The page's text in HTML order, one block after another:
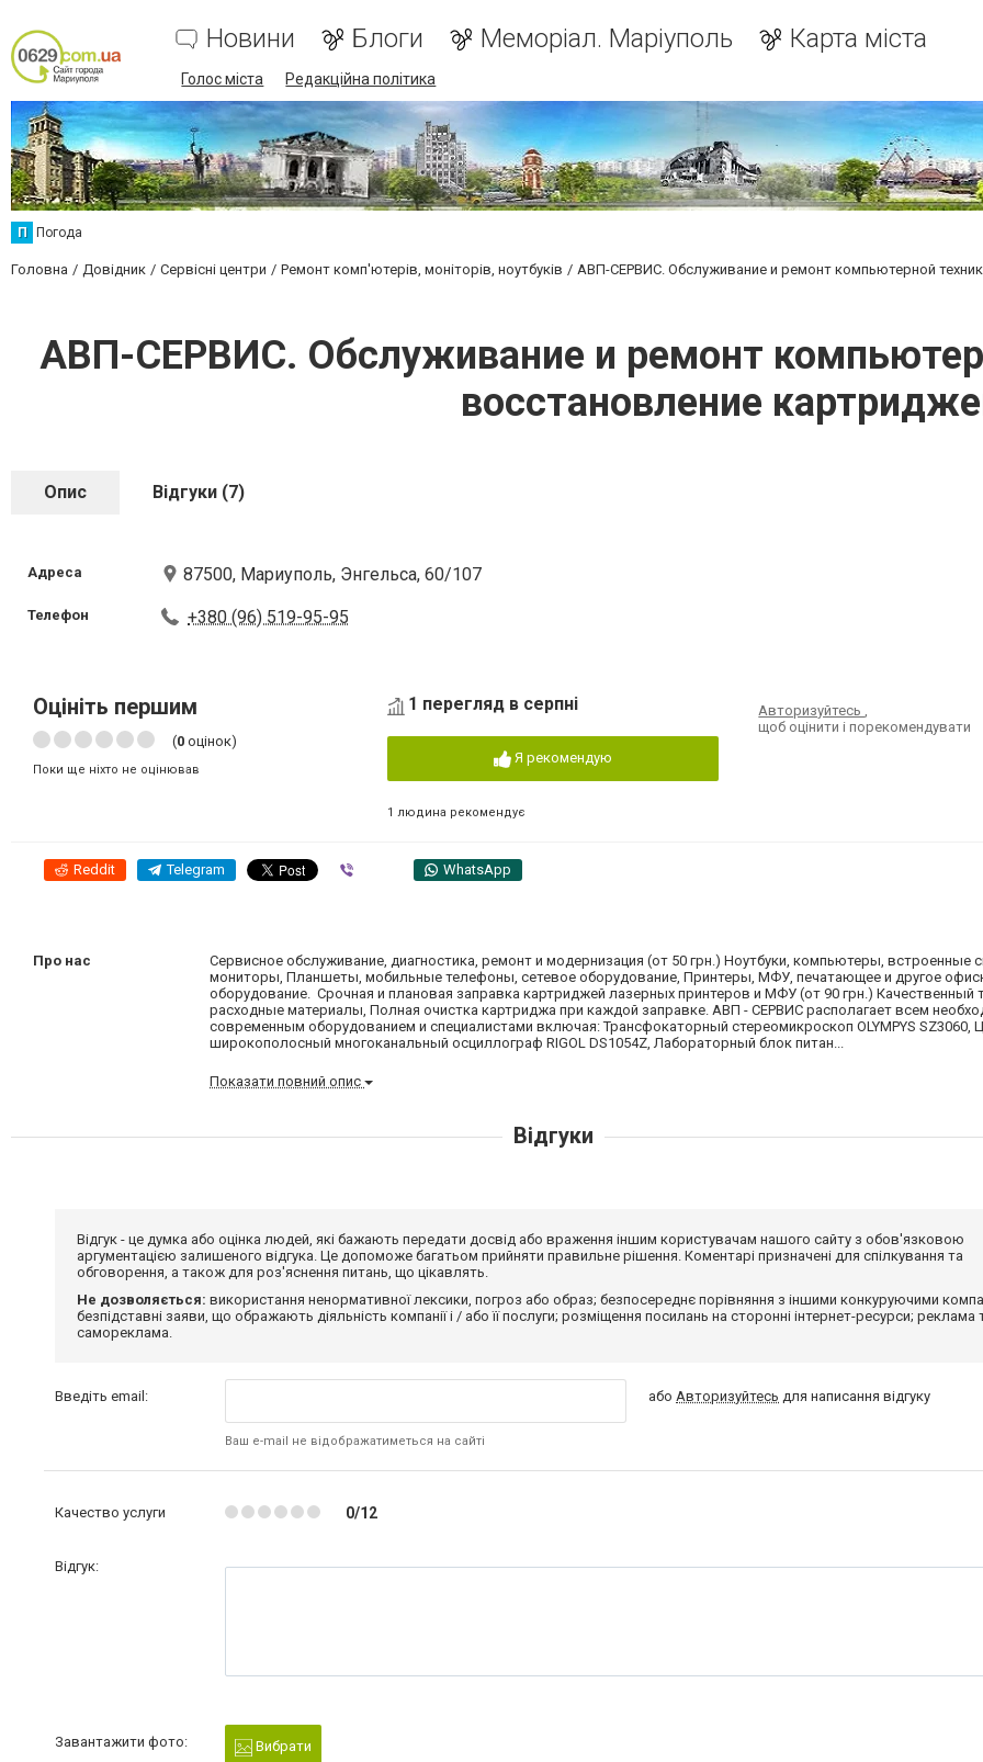
Новини Блоги Меморіал. Маріуполь Карта міста
Голос міста Редакційна політика
П Погода
Головна Довідник Сервісні центри Ремонт комп'ютерів, моніторів, ноутбуків АВП-СЕРВИС. Обслуживание и ремонт компьютерной
АВП-СЕРВИС. Обслуживание и ремонт
восстановление
Опис Відгуки (7)
Адреса 87500, Мариуполь, Энгельса, 60/107
Телефон +380 (96) 519-95-95
Оцініть першим
(0 оцінок)
Поки ще ніхто не оцінював
1 перегляд в серпні
Я рекомендую
1 людина рекомендує
Авторизуйтесь,
щоб оцінити і порекомендувати
Reddit Telegram WhatsApp
Про нас
Сервисное обслуживание, диагностика, ремонт и модернизация (от 50 грн.) Ноутбуки, компьютеры, встроенные
мониторы, Планшеты, мобильные телефоны, сетевое оборудование, Принтеры, МФУ, печатающее и другое
оборудование. Срочная и плановая заправка картриджей лазерных принтеров и МФУ (от 90 грн.) Качественный
расходные материалы, Полная очистка картриджа при каждой заправке. АВП - СЕРВИС располагает всем
современным оборудованием и специалистами включая: Трансфокаторный стереомикроскоп OLYMPYS SZ3060,
широкополосный многоканальный осциллограф RIGOL DS1054Z, Лабораторный блок питан...
Показати повний опис
Відгуки
Відгук - це думка або оцінка людей, які бажають передати досвід або враження іншим користувачам нашого сайту з обов'язковою
аргументацією залишеного відгука. Це допоможе багатьом прийняти правильне рішення. Коментарі призначені для спілкування та
обговорення, а також для роз'яснення питань, що цікавлять.
Не дозволяється: використання ненормативної лексики, погроз або образ; безпосереднє порівняння з іншими конкуруючими
безпідставні заяви, що ображають діяльність компанії і / або її послуги; розміщення посилань на сторонні інтернет-ресурси; реклама
самореклама.
Введіть email:
Ваш e-mail не відображатиметься на сайті
абоАвторизуйтесь для написання відгуку
Качество услуги 0/12
Відгук:
Завантажити фото: Вибрати